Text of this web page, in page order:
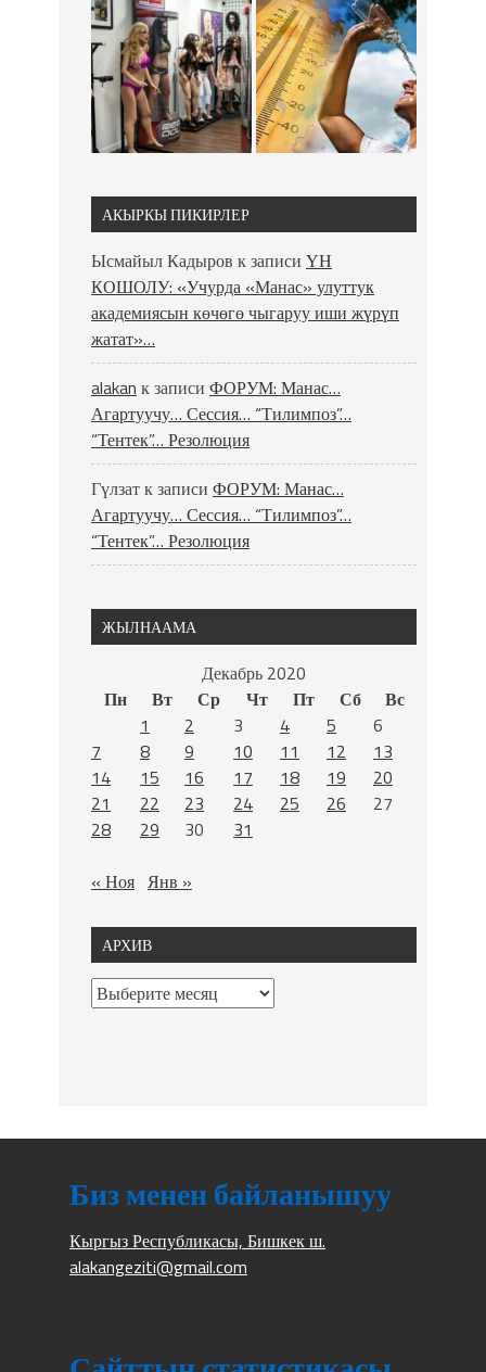
АКЫРКЫ ПИКИРЛЕР
Ысмайыл Кадыров к записи ҮН
КОШОЛУ: «Учурда «Манас» улуттук
академиясын көчөгө чыгаруу иши жүрүп
жатат»…
alakan к записи ФОРУМ: Манас…
Агартуучу… Сессия… “Тилимпоз”…
“Тентек”… Резолюция
Гүлзатк записи ФОРУМ: Манас…
Агартуучу… Сессия… “Тилимпоз”…
“Тентек”… Резолюция
ЖЫЛНААМА
Декабрь 2020
Пн
Вт Ср Чт Пт Сб
Вс
1
2 3 4 5
6
7
8 9 10 11 12
13
14
15 16 17 18 19
20
21
22 23 24 25 26
27
28
29 30
31
« Ноя Янв »
АРХИВ
Биз менен байланышуу
Кыргыз Республикасы, Бишкек ш.
alakangeziti@gmail.com